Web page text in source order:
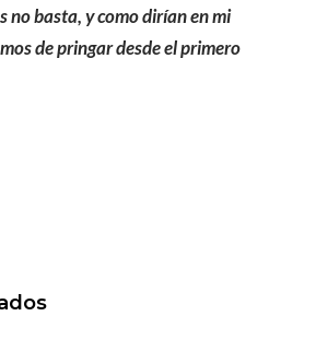
no basta, y como dirían en mi
de pringar desde el primero